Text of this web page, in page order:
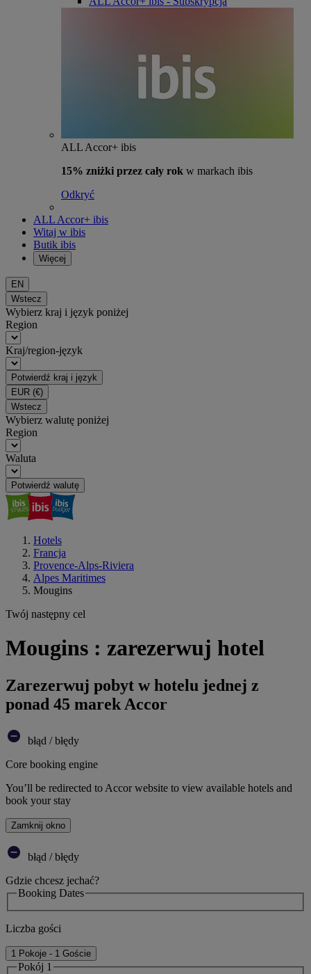
ALL Accor+ ibis
15% zniżki przez cały rok w markach ibis
Odkryć
ALL Accor+ ibis
Witaj w ibis
Butik ibis
Więcej
EN
Wstecz
Wybierz kraj i język poniżej
Region
Kraj/region-język
Potwierdź kraj i język
EUR (€)
Wstecz
Wybierz walutę poniżej
Region
Waluta
Potwierdź walutę
Hotels
Francja
Provence-Alps-Riviera
Alpes Maritimes
Mougins
Twój następny cel
Mougins : zarezerwuj hotel
Zarezerwuj pobyt w hotelu jednej z
ponad 45 marek Accor
błąd / błędy
Core booking engine
You’ll be redirected to Accor website to view available hotels and
book your stay
Zamknij okno
błąd / błędy
Gdzie chcesz jechać?
Booking Dates
Liczba gości
1 Pokoje - 1 Goście
Pokój 1